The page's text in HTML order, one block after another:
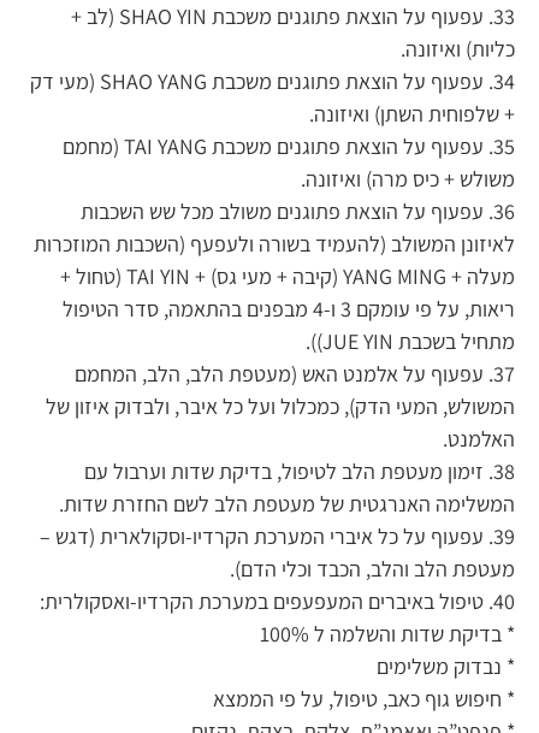
33. עפעוף על הוצאת פתוגנים משכבת SHAO YIN (לב +
כליות) ואיזונה.
34. עפעוף על הוצאת פתוגנים משכבת SHAO YANG (מעי דק
+ שלפוחית השתן) ואיזונה.
35. עפעוף על הוצאת פתוגנים משכבת TAI YANG (מחמם
משולש + כיס מרה) ואיזונה.
36. עפעוף על הוצאת פתוגנים משולב מכל שש השכבות
לאיזונן המשולב (להעמיד בשורה ולעפעף (השכבות המוזכרות
מעלה + YANG MING (קיבה + מעי גס) + TAI YIN (טחול +
ריאות, על פי עומקם 3 ו-4 מבפנים בהתאמה, סדר הטיפול
מתחיל בשכבת JUE YIN)).
37. עפעוף על אלמנט האש (מעטפת הלב, הלב, המחמם
המשולש, המעי הדק), כמכלול ועל כל איבר, ולבדוק איזון של
האלמנט.
38. זימון מעטפת הלב לטיפול, בדיקת שדות וערבול עם
המשלימה האנרגטית של מעטפת הלב לשם החזרת שדות.
39. עפעוף על כל איברי המערכת הקרדיו-וסקולארית (דגש –
מעטפת הלב והלב, הכבד וכלי הדם).
40. טיפול באיברים המעפעפים במערכת הקרדיו-ואסקולרית:
* בדיקת שדות והשלמה ל 100%
* נבדוק משלימים
* חיפוש גוף כאב, טיפול, על פי הממצא